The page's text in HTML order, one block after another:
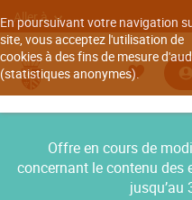
En poursuivant votre navigation
site, vous acceptez l'utilisation de
cookies à des fins de mesure
(statistiques anonymes).
Aller à
Offre en cours de
concernant le contenu des
jusqu’au